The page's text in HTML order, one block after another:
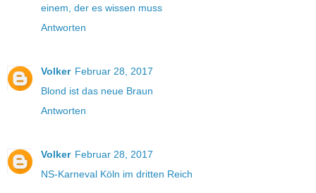
einem, der es wissen muss
Antworten
Volker Februar 28, 2017
Blond ist das neue Braun
Antworten
Volker Februar 28, 2017
NS-Karneval Köln im dritten Reich